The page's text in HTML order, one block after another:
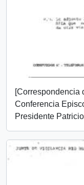
[Correspondencia
Conferencia
Presidente